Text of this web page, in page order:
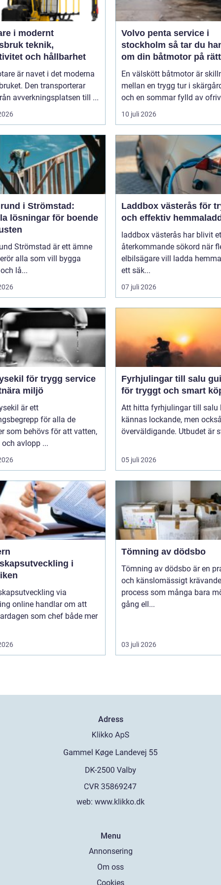
i modernt
teknik,
och hållbarhet
är navet i det moderna
Den transporterar
avverkningsplatsen till ...
Volvo penta service i
stockholm så tar du hand
om din båtmotor på
En välskött båtmotor är
mellan en trygg tur i
och en sommar fylld av
10 juli 2026
i Strömstad:
lösningar för boende
Strömstad är ett ämne
alla som vill bygga
lå...
Laddbox västerås för
och effektiv
laddbox västerås har blivit
återkommande sökord när
elbilsägare vill ladda
ett säk...
07 juli 2026
för trygg service
miljö
är ett
för alla de
som behövs för att vatten,
avlopp ...
Fyrhjulingar till salu guide
för tryggt och smart
Att hitta fyrhjulingar till salu
kännas lockande, men
överväldigande. Utbudet är
05 juli 2026
i
via
online handlar om att
som chef både mer
Tömning av dödsbo
Tömning av dödsbo är en
och känslomässigt krävande
process som många bara
gång ell...
03 juli 2026
Adress
web: www.klikko.dk
Menu
Annonsering
Om oss
Cookies